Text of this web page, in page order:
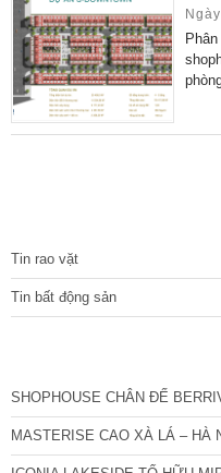
với
trục
1A
Tin rao vặt
Tin bất động sản
SHOPHOUSE CHÂN ĐẾ
MASTERISE CAO XÀ LÁ – HÀ